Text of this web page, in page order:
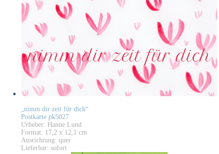
„nimm dir zeit für dich“
Postkarte pk5027
Urheber: Hanne Lund
Format: 17,2 x 12,1 cm
Ausrichtung: quer
Lieferbar: sofort